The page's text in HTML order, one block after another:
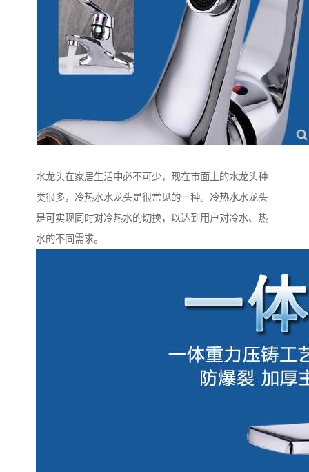
水龙头在家居生活中必不可少，现在市面上的水龙头种
类很多，冷热水水龙头是很常见的一种。冷热水水龙头
是可实现同时对冷热水的切换，以达到用户对冷水、热
水的不同需求。